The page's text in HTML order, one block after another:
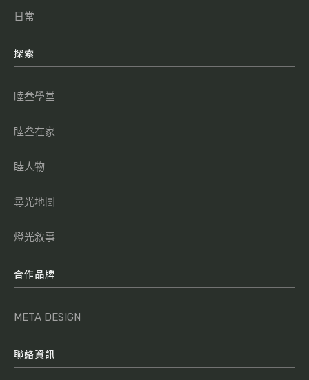
日常
探索
睦叁學堂
睦叁在家
睦人物
尋光地圖
燈光敘事
合作品牌
META DESIGN
聯絡資訊